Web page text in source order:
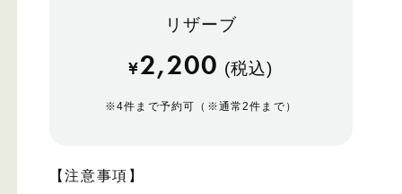
リザーブ
¥2,200 (税込)
※4件まで予約可（※通常2件まで）
【注意事項】